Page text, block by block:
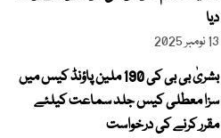
دیا
13 نومبر 2025
بشریٰ بی بی کی 190 ملین پاؤنڈ کیس میں
سزا معطلی کیس جلد سماعت کیلئے
مقرر کرنے کی درخواست